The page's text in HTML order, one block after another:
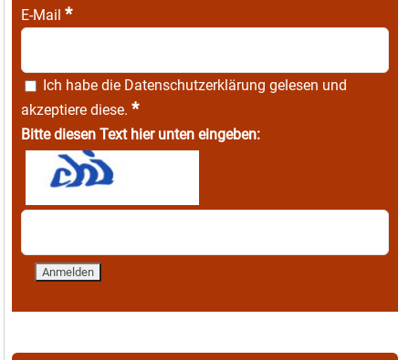
E-Mail *
Ich habe die Datenschutzerklärung gelesen und
akzeptiere diese. *
Bitte diesen Text hier unten eingeben: